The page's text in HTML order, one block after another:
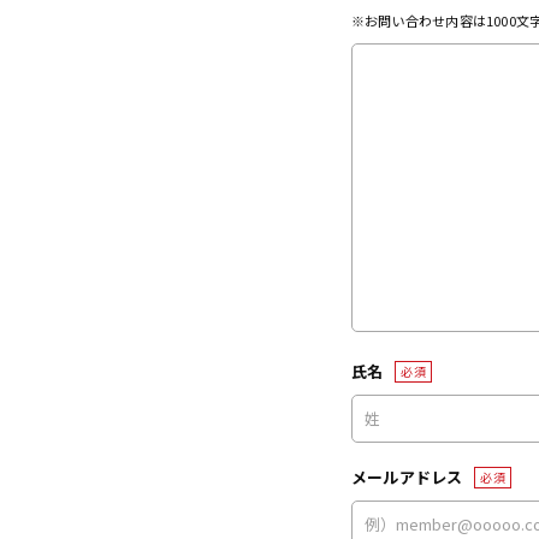
※お問い合わせ内容は1000文
氏名 必須
メールアドレス 必須